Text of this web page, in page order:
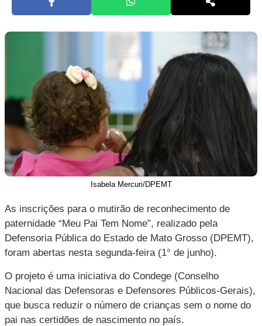
Isabela Mercuri/DPEMT
As inscrições para o mutirão de reconhecimento de
paternidade “Meu Pai Tem Nome”, realizado pela
Defensoria Pública do Estado de Mato Grosso (DPEMT),
foram abertas nesta segunda-feira (1° de junho).
O projeto é uma iniciativa do Condege (Conselho
Nacional das Defensoras e Defensores Públicos-Gerais),
que busca reduzir o número de crianças sem o nome do
pai nas certidões de nascimento no país.